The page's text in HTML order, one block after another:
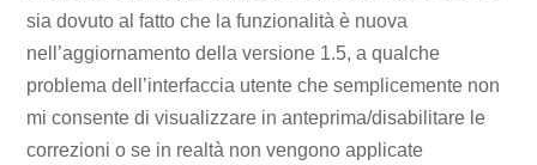
sia dovuto al fatto che la funzionalità è nuova
nell’aggiornamento della versione 1.5, a qualche
problema dell’interfaccia utente che semplicemente non
mi consente di visualizzare in anteprima/disabilitare le
correzioni o se in realtà non vengono applicate